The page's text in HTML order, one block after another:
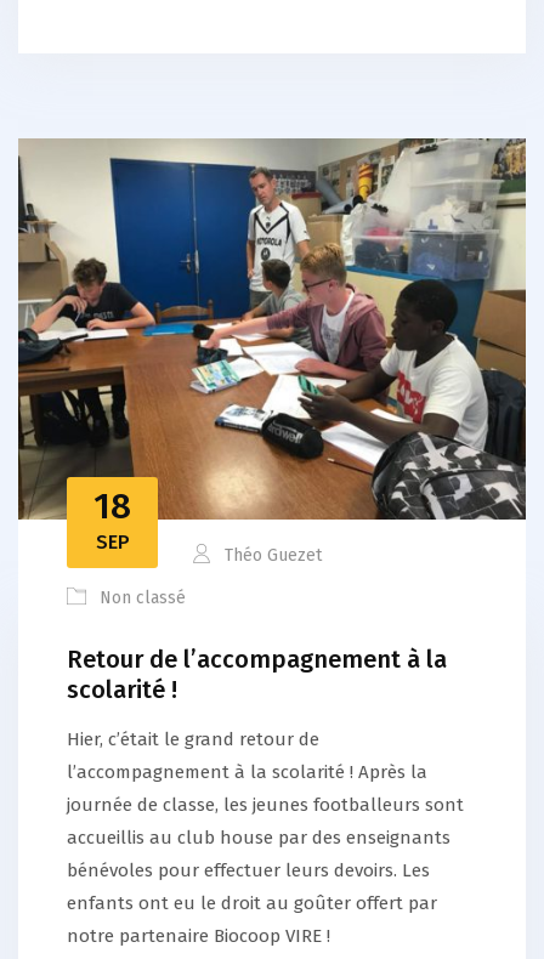
18
SEP
Théo Guezet
Non classé
Retour de l’accompagnement à la
scolarité !
Hier, c’était le grand retour de
l’accompagnement à la scolarité ! Après la
journée de classe, les jeunes footballeurs sont
accueillis au club house par des enseignants
bénévoles pour effectuer leurs devoirs. Les
enfants ont eu le droit au goûter offert par
notre partenaire Biocoop VIRE !